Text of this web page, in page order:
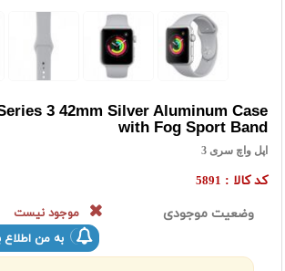
3 42mm Silver Aluminum Case
with Fog Sport Band
اپل واچ سری 3
کد کالا : 5891
وضعیت موجودی
موجود نیست
به من اطلاع